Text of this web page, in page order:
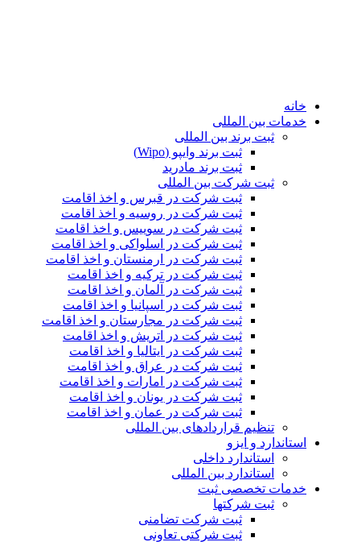
خانه
خدمات بین المللی
ثبت برند بین المللی
ثبت برند وایپو (Wipo)
ثبت برند مادرید
ثبت شرکت بین المللی
ثبت شرکت در قبرس و اخذ اقامت
ثبت شرکت در روسیه و اخذ اقامت
ثبت شرکت در سوییس و اخذ اقامت
ثبت شرکت در اسلواکی و اخذ اقامت
ثبت شرکت در ارمنستان و اخذ اقامت
ثبت شرکت در ترکیه و اخذ اقامت
ثبت شرکت در آلمان و اخذ اقامت
ثبت شرکت در اسپانیا و اخذ اقامت
ثبت شرکت در مجارستان و اخذ اقامت
ثبت شرکت در اتریش و اخذ اقامت
ثبت شرکت در ایتالیا و اخذ اقامت
ثبت شرکت در عراق و اخذ اقامت
ثبت شرکت در امارات و اخذ اقامت
ثبت شرکت در یونان و اخذ اقامت
ثبت شرکت در عمان و اخذ اقامت
تنظیم قراردادهای بین المللی
استاندارد و ایزو
استاندارد داخلی
استاندارد بین المللی
خدمات تخصصی ثبت
ثبت شرکتها
ثبت شرکت تضامنی
ثبت شرکتی تعاونی